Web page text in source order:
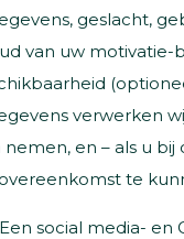
geslacht,
van uw motivatie-
verwerken
en – als u
te
social media-